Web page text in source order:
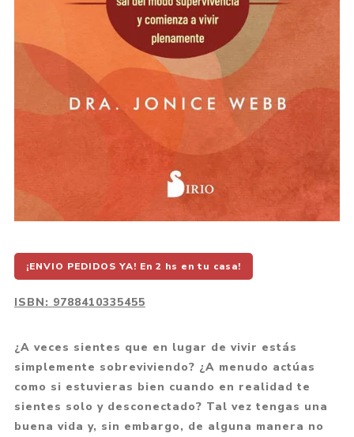
¡ENVIO PEDIDOS YA! En 2 hs en tu casa!
ISBN: 9788410335455
¿A veces sientes que en lugar de vivir estás
simplemente sobreviviendo? ¿A menudo actúas
como si estuvieras bien cuando en realidad te
sientes solo y desconectado? Tal vez tengas una
buena vida y, sin embargo, de alguna manera no